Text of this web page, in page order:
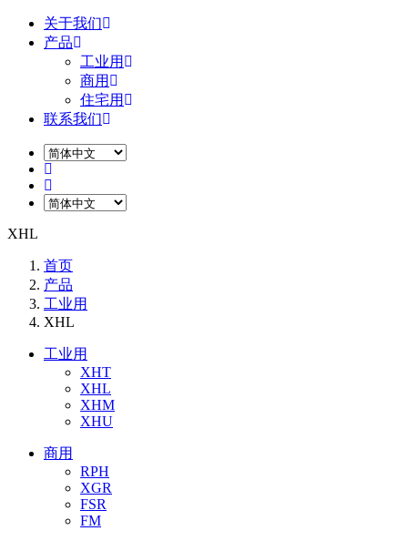
关于我们
产品
工业用
商用
住宅用
联系我们
XHL
首页
产品
工业用
XHL
工业用
XHT
XHL
XHM
XHU
商用
RPH
XGR
FSR
FM